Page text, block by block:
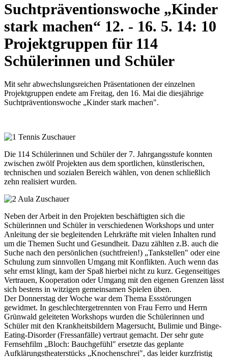
Suchtpräventionswoche „Kinder
stark machen“ 12. - 16. 5. 14: 10
Projektgruppen für 114
Schülerinnen und Schüler
Mit sehr abwechslungsreichen Präsentationen der einzelnen
Projektgruppen endete am Freitag, den 16. Mai die diesjährige
Suchtpräventionswoche „Kinder stark machen".
Die 114 Schülerinnen und Schüler der 7. Jahrgangsstufe konnten
zwischen zwölf Projekten aus dem sportlichen, künstlerischen,
technischen und sozialen Bereich wählen, von denen schließlich
zehn realisiert wurden.
Neben der Arbeit in den Projekten beschäftigten sich die
Schülerinnen und Schüler in verschiedenen Workshops und unter
Anleitung der sie begleitenden Lehrkräfte mit vielen Inhalten rund
um die Themen Sucht und Gesundheit. Dazu zählten z.B. auch die
Suche nach den persönlichen (suchtfreien!) „Tankstellen" oder eine
Schulung zum sinnvollen Umgang mit Konflikten. Auch wenn das
sehr ernst klingt, kam der Spaß hierbei nicht zu kurz. Gegenseitiges
Vertrauen, Kooperation oder Umgang mit den eigenen Grenzen lässt
sich bestens in witzigen gemeinsamen Spielen üben.
Der Donnerstag der Woche war dem Thema Essstörungen
gewidmet. In geschlechtergetrennten von Frau Ferro und Herrn
Grünwald geleiteten Workshops wurden die Schülerinnen und
Schüler mit den Krankheitsbildern Magersucht, Bulimie und Binge-
Eating-Disorder (Fressanfälle) vertraut gemacht. Der sehr gute
Fernsehfilm „Bloch: Bauchgefühl" ersetzte das geplante
Aufklärungstheaterstücks „Knochenschrei", das leider kurzfristig